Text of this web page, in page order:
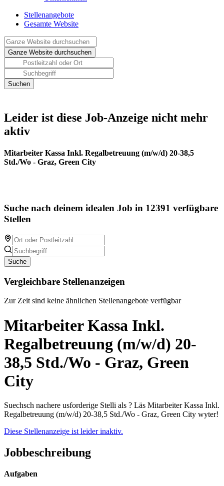
Stellenangebote
Gesamte Website
Leider ist diese Job-Anzeige nicht mehr
aktiv
Mitarbeiter Kassa Inkl. Regalbetreuung (m/w/d) 20-38,5
Std./Wo - Graz, Green City
Suche nach deinem idealen Job in 12391 verfügbare
Stellen
Suche
Vergleichbare Stellenanzeigen
Zur Zeit sind keine ähnlichen Stellenangebote verfügbar
Mitarbeiter Kassa Inkl.
Regalbetreuung (m/w/d) 20-
38,5 Std./Wo - Graz, Green
City
Suechsch nachere usforderige Stelli als ? Läs Mitarbeiter Kassa Inkl.
Regalbetreuung (m/w/d) 20-38,5 Std./Wo - Graz, Green City wyter!
Diese Stellenanzeige ist leider inaktiv.
Jobbeschreibung
Aufgaben